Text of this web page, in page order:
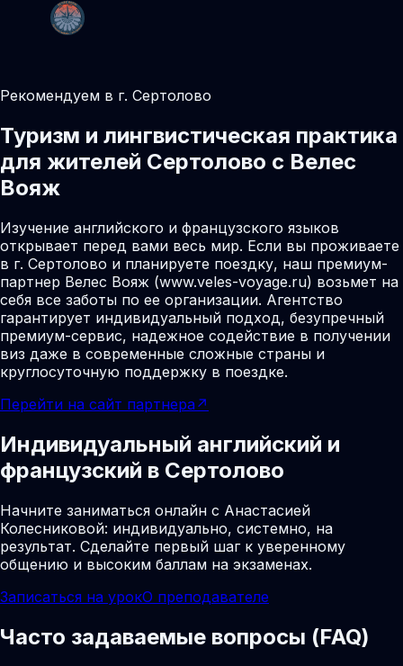
Рекомендуем в г. Сертолово
Туризм и лингвистическая практика
для жителей Сертолово с Велес
Вояж
Изучение английского и французского языков
открывает перед вами весь мир. Если вы проживаете
в г. Сертолово и планируете поездку, наш премиум-
партнер Велес Вояж (www.veles-voyage.ru) возьмет на
себя все заботы по ее организации. Агентство
гарантирует индивидуальный подход, безупречный
премиум-сервис, надежное содействие в получении
виз даже в современные сложные страны и
круглосуточную поддержку в поездке.
Перейти на сайт партнера ↗
Индивидуальный английский и
французский в Сертолово
Начните заниматься онлайн с Анастасией
Колесниковой: индивидуально, системно, на
результат. Сделайте первый шаг к уверенному
общению и высоким баллам на экзаменах.
Записаться на урокО преподавателе
Часто задаваемые вопросы (FAQ)